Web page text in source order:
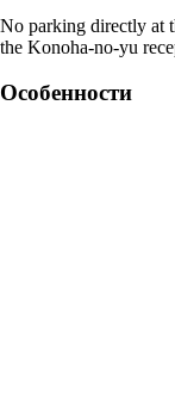
No parking directly at
the Konoha-no-yu
Особенности